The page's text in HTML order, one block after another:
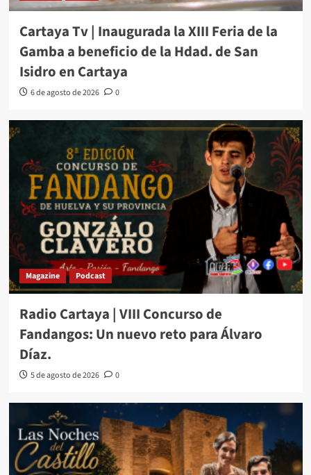
Cartaya Tv | Inaugurada la XIII Feria de la
Gamba a beneficio de la Hdad. de San
Isidro en Cartaya
6 de agosto de 2026 0
Magazine Podcast
Radio Cartaya | VIII Concurso de
Fandangos: Un nuevo reto para Álvaro
Díaz.
5 de agosto de 2026 0